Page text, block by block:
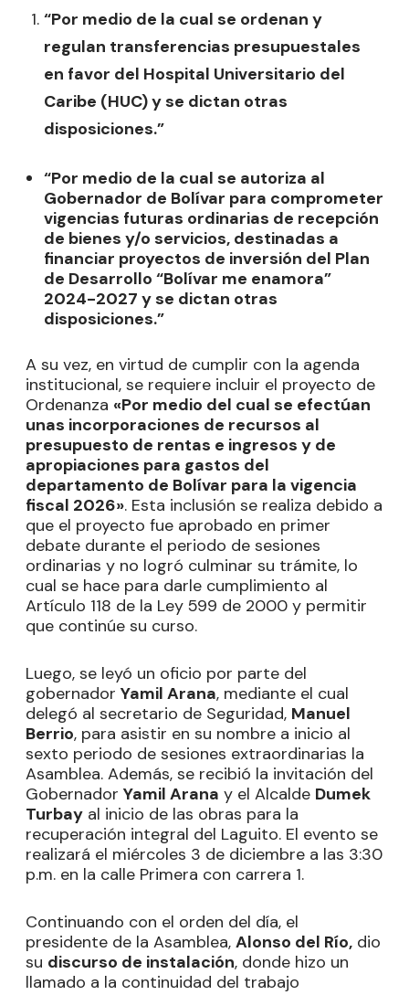
“Por medio de la cual se ordenan y
regulan transferencias presupuestales
en favor del Hospital Universitario del
Caribe (HUC) y se dictan otras
disposiciones.”
“Por medio de la cual se autoriza al
Gobernador de Bolívar para comprometer
vigencias futuras ordinarias de recepción
de bienes y/o servicios, destinadas a
financiar proyectos de inversión del Plan
de Desarrollo “Bolívar me enamora”
2024-2027 y se dictan otras
disposiciones.”
A su vez, en virtud de cumplir con la agenda
institucional, se requiere incluir el proyecto de
Ordenanza «Por medio del cual se efectúan
unas incorporaciones de recursos al
presupuesto de rentas e ingresos y de
apropiaciones para gastos del
departamento de Bolívar para la vigencia
fiscal 2026». Esta inclusión se realiza debido a
que el proyecto fue aprobado en primer
debate durante el periodo de sesiones
ordinarias y no logró culminar su trámite, lo
cual se hace para darle cumplimiento al
Artículo 118 de la Ley 599 de 2000 y permitir
que continúe su curso.
Luego, se leyó un oficio por parte del
gobernador Yamil Arana, mediante el cual
delegó al secretario de Seguridad, Manuel
Berrio, para asistir en su nombre a inicio al
sexto periodo de sesiones extraordinarias la
Asamblea. Además, se recibió la invitación del
Gobernador Yamil Arana y el Alcalde Dumek
Turbay al inicio de las obras para la
recuperación integral del Laguito. El evento se
realizará el miércoles 3 de diciembre a las 3:30
p.m. en la calle Primera con carrera 1.
Continuando con el orden del día, el
presidente de la Asamblea, Alonso del Río, dio
su discurso de instalación, donde hizo un
llamado a la continuidad del trabajo